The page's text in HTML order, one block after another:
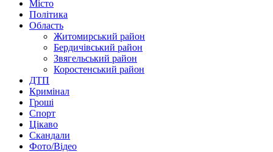
Місто
Політика
Область
Житомирський район
Бердичівський район
Звягельський район
Коростенський район
ДТП
Кримінал
Гроші
Спорт
Цікаво
Скандали
Фото/Відео